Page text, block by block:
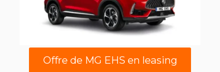
Offre de MG EHS en leasing